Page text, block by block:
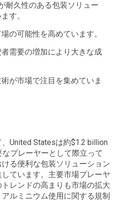
耐久性のある包装ソリュー
す。
の可能性を高めています。
需要の増加により大きな成
が市場で注目を集めていま
United Statesは約$1.2 billion
なプレーヤーとして際立って
る便利な包装ソリューション
ています。主要市場プレーヤ
レンドの高まりも市場の拡大
ルミニウム使用に関する規制